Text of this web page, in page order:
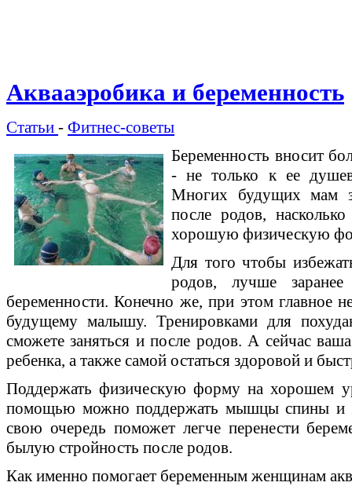
Аквааэробика и беременность
Статьи - Фитнес-советы
Беременность вносит
- не только к ее
Многих будущих мам
после родов,
хорошую физическую
Для того чтобы
родов, лучше
беременности. Конечно же, при этом главное
будущему малышу. Тренировками для
сможете заняться и после родов. А сейчас
ребенка, а также самой остаться здоровой и
Поддержать физическую форму на хорошем
помощью можно поддержать мышцы спины и
свою очередь поможет легче перенести
былую стройность после родов.
Как именно помогает беременным женщинам